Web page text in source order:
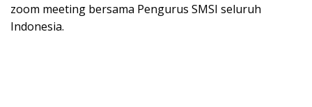
zoom meeting bersama Pengurus SMSI seluruh
Indonesia.